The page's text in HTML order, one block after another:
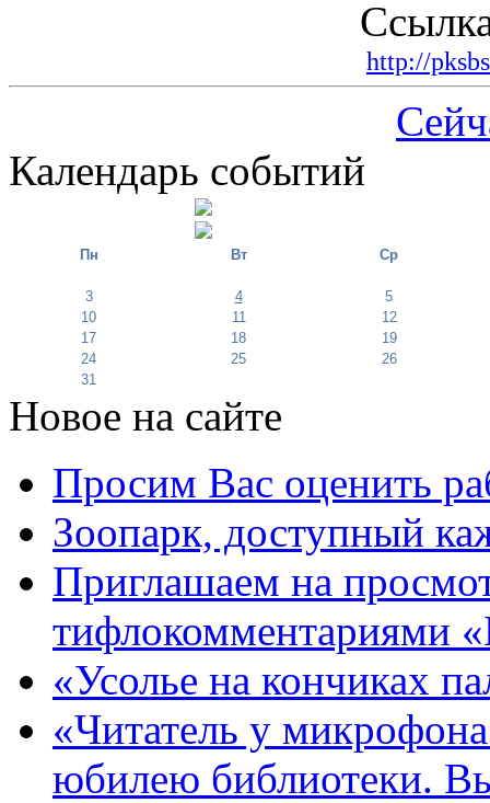
http://
Календарь событий
Пн Вт Ср
3 4
5
10
11
12
17
18
19
24
25
26
31
Новое на сайте
Просим Вас оценить
Зоопарк, доступный
Приглашаем на
тифлокомментариями
«Усолье на кончиках
«Читатель у
юбилею библиотеки.